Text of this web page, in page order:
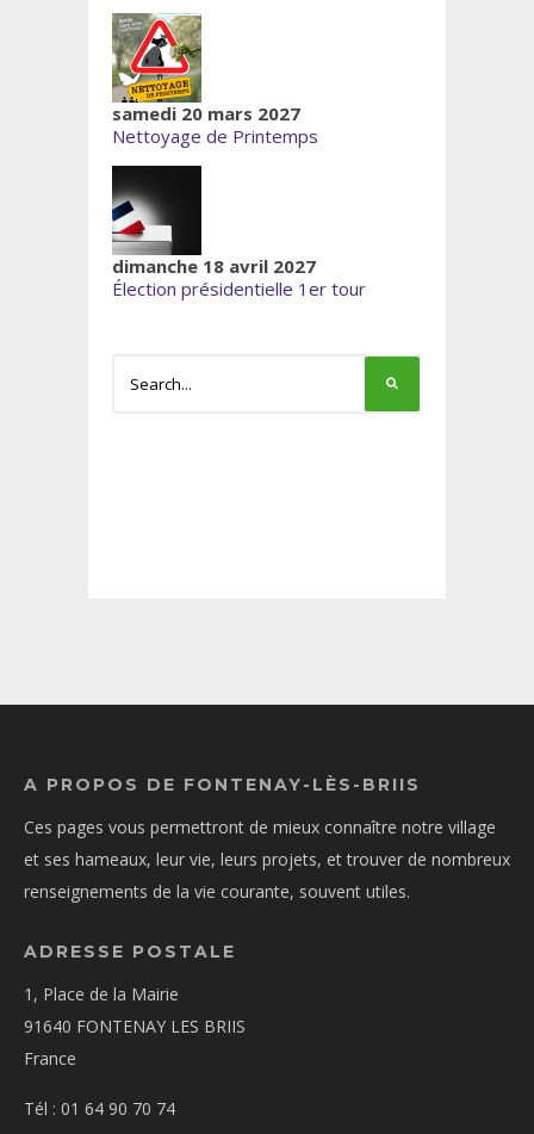
samedi 20 mars 2027
Nettoyage de Printemps
dimanche 18 avril 2027
Élection présidentielle 1er tour
A PROPOS DE FONTENAY-LÈS-BRIIS
Ces pages vous permettront de mieux connaître notre village
et ses hameaux, leur vie, leurs projets, et trouver de nombreux
renseignements de la vie courante, souvent utiles.
ADRESSE POSTALE
1, Place de la Mairie
91640 FONTENAY LES BRIIS
France
Tél : 01 64 90 70 74